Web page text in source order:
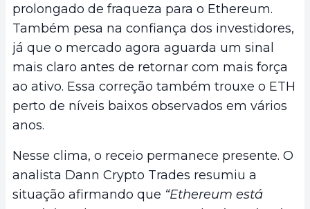
prolongado de fraqueza para o Ethereum.
Também pesa na confiança dos investidores,
já que o mercado agora aguarda um sinal
mais claro antes de retornar com mais força
ao ativo. Essa correção também trouxe o ETH
perto de níveis baixos observados em vários
anos.
Nesse clima, o receio permanece presente. O
analista Dann Crypto Trades resumiu a
situação afirmando que “Ethereum está